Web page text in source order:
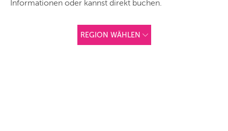
Informationen oder kannst direkt buchen.
REGION WÄHLEN